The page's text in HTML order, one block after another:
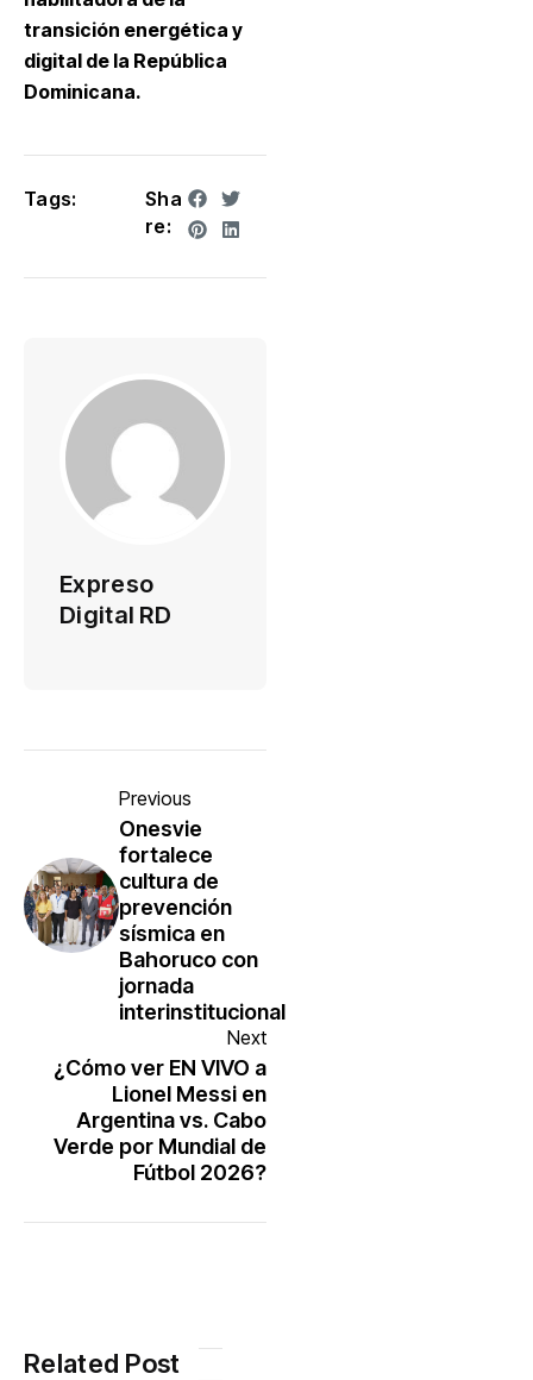
transición energética y
digital de la República
Dominicana.
Tags:
Sha
re:
Expreso
Digital RD
Previous
Onesvie
fortalece
cultura de
prevención
sísmica en
Bahoruco con
jornada
interinstitucional
Next
¿Cómo ver EN VIVO a
Lionel Messi en
Argentina vs. Cabo
Verde por Mundial de
Fútbol 2026?
Related Post